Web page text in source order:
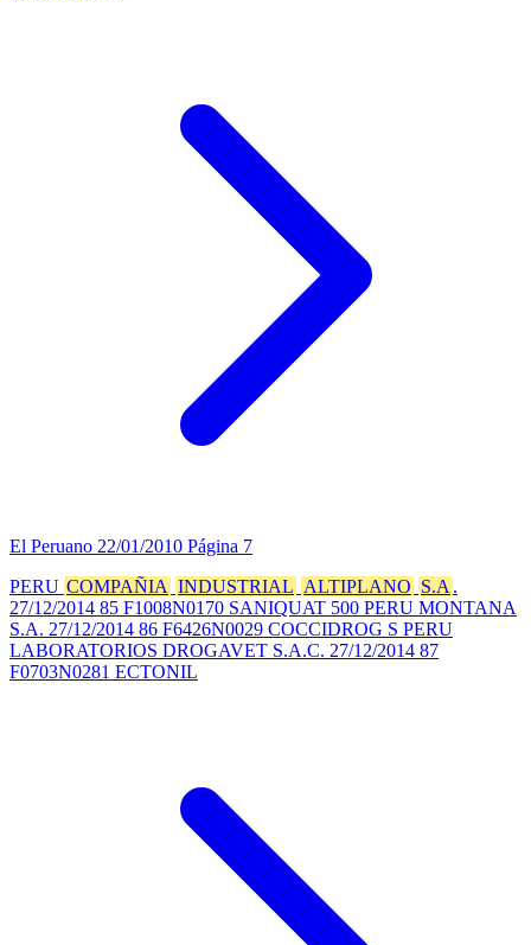
El Peruano 22/01/2010 Página 7
PERU COMPAÑIA INDUSTRIAL ALTIPLANO S.A .
27/12/2014 85 F1008N0170 SANIQUAT 500 PERU MONTANA
S.A. 27/12/2014 86 F6426N0029 COCCIDROG S PERU
LABORATORIOS DROGAVET S.A.C. 27/12/2014 87
F0703N0281 ECTONIL